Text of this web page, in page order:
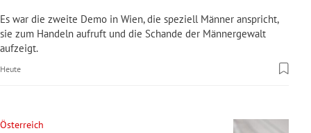
Es war die zweite Demo in Wien, die speziell Männer anspricht,
sie zum Handeln aufruft und die Schande der Männergewalt
aufzeigt.
Heute
Österreich